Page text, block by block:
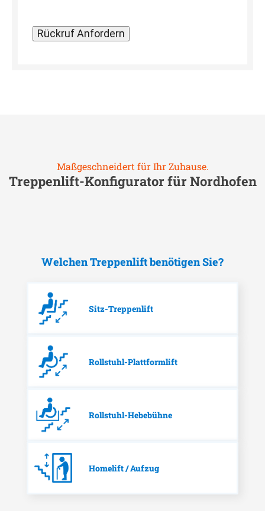
Maßgeschneidert für Ihr Zuhause.
Treppenlift-Konfigurator fürNordhofen
Welchen Treppenlift benötigen Sie?
Sitz-Treppenlift
Rollstuhl-Plattformlift
Rollstuhl-Hebebühne
Homelift / Aufzug